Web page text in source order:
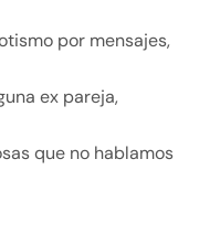
por mensajes,
ex pareja,
que no hablamos